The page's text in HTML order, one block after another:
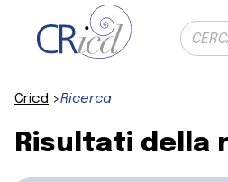
Cricd Ricerca
Risultati della